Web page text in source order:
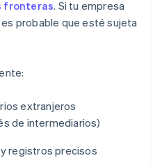
fronteras. Si tu empresa
probable que esté sujeta
extranjeros
de intermediarios)
registros precisos